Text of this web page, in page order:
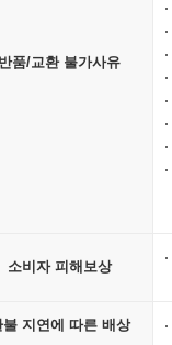
반품/교환 불가사유
소비자 피해보상
불 지연에 따른 배상